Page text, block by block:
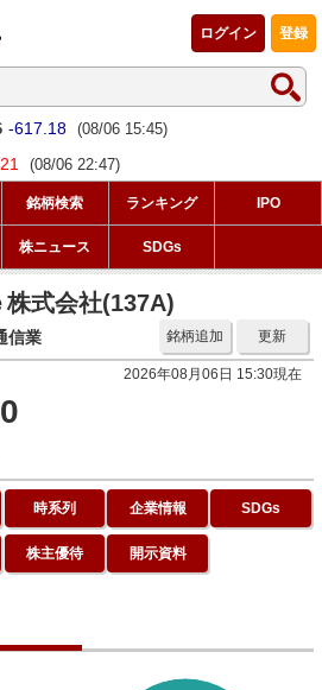
登録
ログイン
-617.18 (08/06 15:45)
(08/06 22:47)
銘柄検索 ランキング IPO
株ニュース SDGs
株式会社(137A)
信業 更新
銘柄追加
2026年08月06日 15:30現在
時系列 企業情報 SDGs
株主優待 開示資料